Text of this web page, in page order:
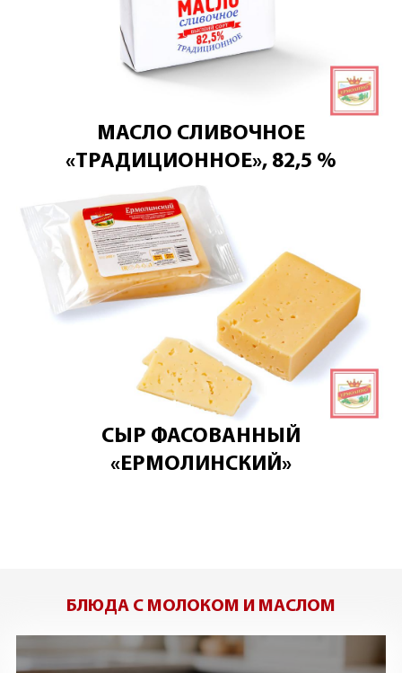
МАСЛО СЛИВОЧНОЕ
«ТРАДИЦИОННОЕ», 82,5 %
СЫР ФАСОВАННЫЙ
«ЕРМОЛИНСКИЙ»
БЛЮДА С МОЛОКОМ И МАСЛОМ